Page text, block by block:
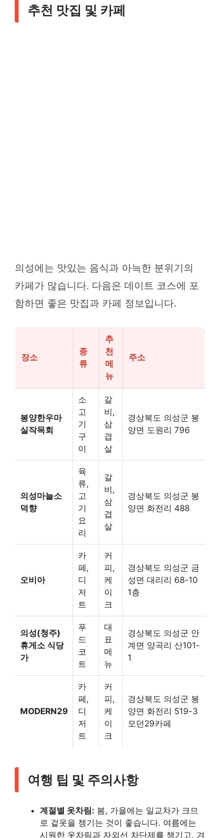
추천 맛집 및 카페
의성에는 맛있는 음식과 아늑한 분위기의
카페가 많습니다. 다음은 데이트 코스에 포
함하면 좋은 맛집과 카페 정보입니다.
장소
종
류
추
천
메
뉴
주소
봉양한우마
실작목회
소
고
기
구
이
갈
비,
삼
겹
살
경상북도 의성군 봉
양면 도원리 796
의성마늘소
덕향
육
류,
고
기
요
리
갈
비,
삼
겹
살
경상북도 의성군 봉
양면 화전리 488
오비아
카
페,
디
저
트
커
피,
케
이
크
경상북도 의성군 금
성면 대리리 68-10
1층
의성(청주)
휴게소 식당
가
푸
드
코
트
대
표
메
뉴
경상북도 의성군 안
계면 양곡리 산101-
1
MODERN29
카
페,
디
저
트
커
피,
케
이
크
경상북도 의성군 봉
양면 화전리 519-3
모던29카페
여행 팁 및 주의사항
계절별 옷차림: 봄, 가을에는 일교차가 크므
로 겉옷을 챙기는 것이 좋습니다. 여름에는
시원한 옷차림과 자외선 차단제를 챙기고, 겨